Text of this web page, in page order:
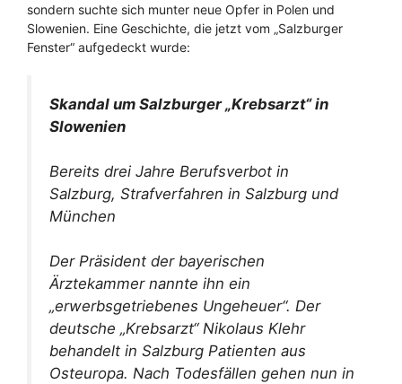
sondern suchte sich munter neue Opfer in Polen und
Slowenien. Eine Geschichte, die jetzt vom „Salzburger
Fenster“ aufgedeckt wurde:
Skandal um Salzburger „Krebsarzt“ in
Slowenien
Bereits drei Jahre Berufsverbot in
Salzburg, Strafverfahren in Salzburg und
München
Der Präsident der bayerischen
Ärztekammer nannte ihn ein
„erwerbsgetriebenes Ungeheuer“. Der
deutsche „Krebsarzt“ Nikolaus Klehr
behandelt in Salzburg Patienten aus
Osteuropa. Nach Todesfällen gehen nun in